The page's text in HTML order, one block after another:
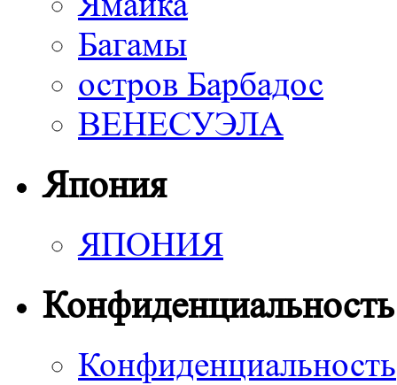
Багамы
остров Барбадос
ВЕНЕСУЭЛА
Япония
ЯПОНИЯ
Конфиденциальность
Конфиденциальность